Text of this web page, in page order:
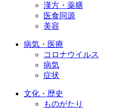
漢方・薬膳
医食同源
美容
病気・医療
コロナウイルス
病気
症状
文化・歴史
ものがたり